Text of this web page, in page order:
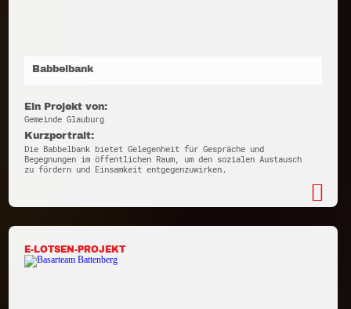
Babbelbank
Ein Projekt von:
Gemeinde Glauburg
Kurzportrait:
Die Babbelbank bietet Gelegenheit für Gespräche und
Begegnungen im öffentlichen Raum, um den sozialen Austausch
zu fördern und Einsamkeit entgegenzuwirken.
E-LOTSEN-PROJEKT